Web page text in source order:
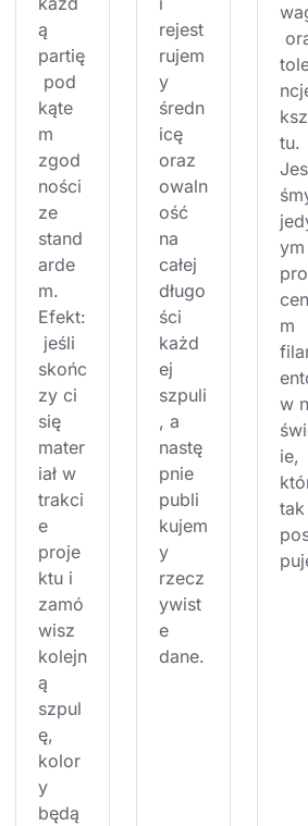
ą
partię
pod
kąte
m
zgod
ności
ze
stand
arde
m.
Efekt:
jeśli
skońc
zy ci
się
mater
iał w
trakci
e
proje
ktu i
zamó
wisz
kolejn
ą
szpul
ę,
kolor
y
będą
rejest
rujem
y
średn
icę
oraz
owaln
ość
na
całej
długo
ści
każd
ej
szpuli
, a
nastę
pnie
publi
kujem
y
rzecz
ywist
e
dane.
tu.
ym
m
w
ie,
tak